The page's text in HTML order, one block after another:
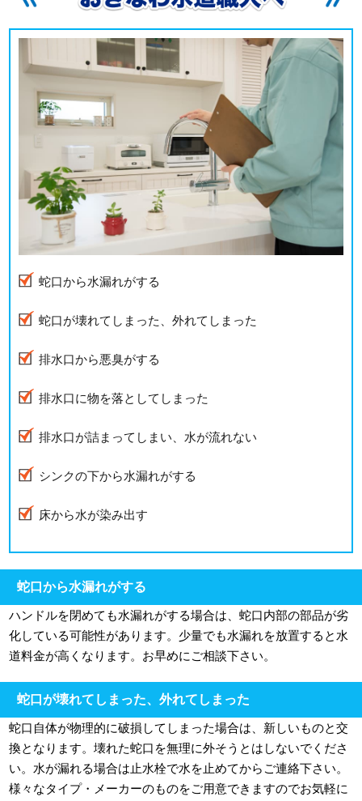
蛇口から水漏れがする
蛇口が壊れてしまった、外れてしまった
排水口から悪臭がする
排水口に物を落としてしまった
排水口が詰まってしまい、水が流れない
シンクの下から水漏れがする
床から水が染み出す
蛇口から水漏れがする
ハンドルを閉めても水漏れがする場合は、蛇口内部の部品が劣
化している可能性があります。少量でも水漏れを放置すると水
道料金が高くなります。お早めにご相談下さい。
蛇口が壊れてしまった、外れてしまった
蛇口自体が物理的に破損してしまった場合は、新しいものと交
換となります。壊れた蛇口を無理に外そうとはしないでくださ
い。水が漏れる場合は止水栓で水を止めてからご連絡下さい。
様々なタイプ・メーカーのものをご用意できますのでお気軽に